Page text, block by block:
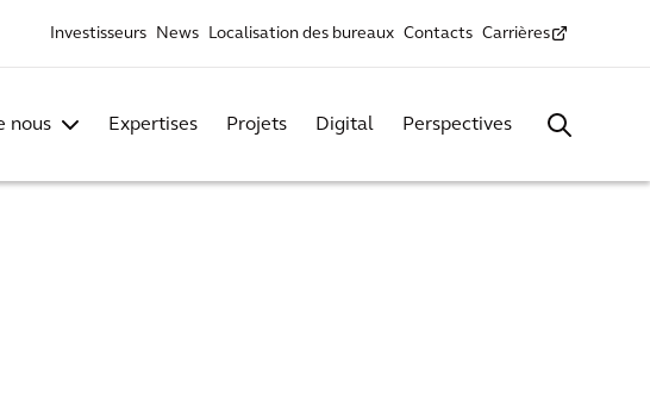
Investisseurs News Localisation des bureaux Contacts Carrières
nous Expertises Projets Digital Perspectives